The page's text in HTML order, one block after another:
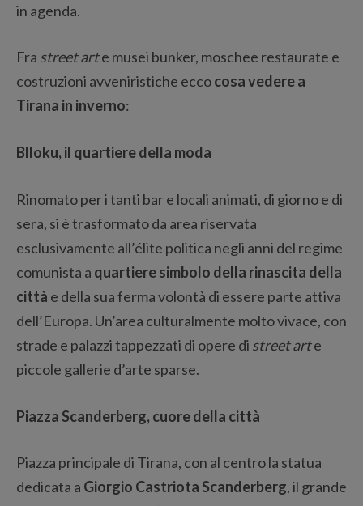
in agenda.
Fra street arte musei bunker, moschee restaurate e
costruzioni avveniristiche eccocosa vedere a
Tirana in inverno:
Blloku, il quartiere della moda
Rinomato per i tanti bar e locali animati, di giorno e di
sera, si è trasformato da area riservata
esclusivamente all’élite politica negli anni del regime
comunista a quartiere simbolo della rinascita della
città e della sua ferma volontà di essere parte attiva
dell’Europa. Un’area culturalmente molto vivace, con
strade e palazzi tappezzati di opere di street arte
piccole gallerie d’arte sparse.
Piazza Scanderberg, cuore della città
Piazza principale di Tirana, con al centro la statua
dedicata a Giorgio Castriota Scanderberg, il grande